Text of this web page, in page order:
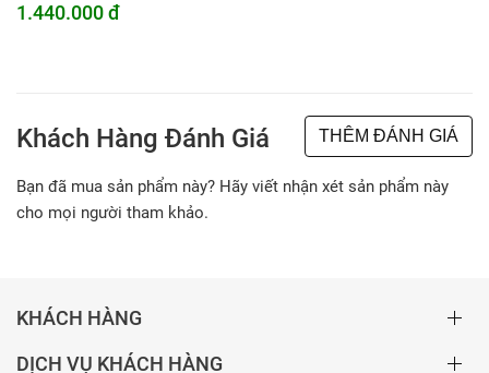
1.440.000 đ
Khách Hàng Đánh Giá THÊM ĐÁNH GIÁ
Bạn đã mua sản phẩm này? Hãy viết nhận xét sản phẩm này
cho mọi người tham khảo.
KHÁCH HÀNG
DỊCH VỤ KHÁCH HÀNG